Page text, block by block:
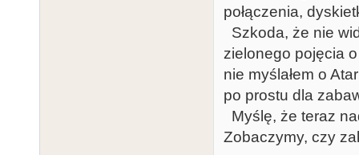
połączenia,
Szkoda, że nie
zielonego pojęcia
nie myślałem o
po prostu dla
Myślę, że teraz
Zobaczymy, czy